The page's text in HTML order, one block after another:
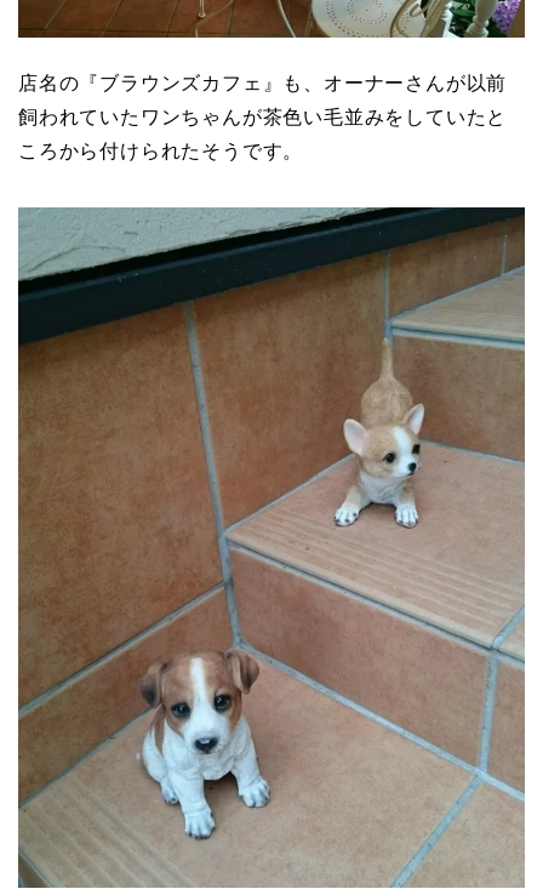
店名の『ブラウンズカフェ』も、オーナーさんが以前
飼われていたワンちゃんが茶色い毛並みをしていたと
ころから付けられたそうです。